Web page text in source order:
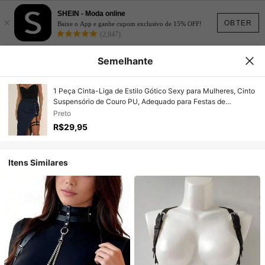
OBTER
×
SHEIN - Moda online
Baixe o App e ganhe cupom exclusivo de 15% OFF!
(2,847)
Semelhante
1 Peça Cinta-Liga de Estilo Gótico Sexy para Mulheres, Cinto
Suspensório de Couro PU, Adequado para Festas de
Carnaval, Apresentações ou Uso Diário
Preto
R$29,95
Itens Similares